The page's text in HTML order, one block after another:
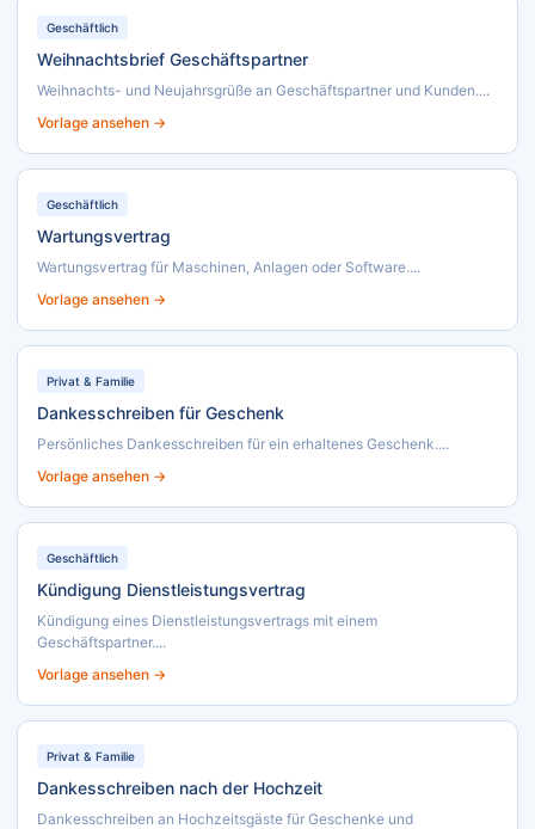
Geschäftlich
Weihnachtsbrief Geschäftspartner
Weihnachts- und Neujahrsgrüße an Geschäftspartner und Kunden....
Vorlage ansehen →
Geschäftlich
Wartungsvertrag
Wartungsvertrag für Maschinen, Anlagen oder Software....
Vorlage ansehen →
Privat & Familie
Dankesschreiben für Geschenk
Persönliches Dankesschreiben für ein erhaltenes Geschenk....
Vorlage ansehen →
Geschäftlich
Kündigung Dienstleistungsvertrag
Kündigung eines Dienstleistungsvertrags mit einem
Geschäftspartner....
Vorlage ansehen →
Privat & Familie
Dankesschreiben nach der Hochzeit
Dankesschreiben an Hochzeitsgäste für Geschenke und